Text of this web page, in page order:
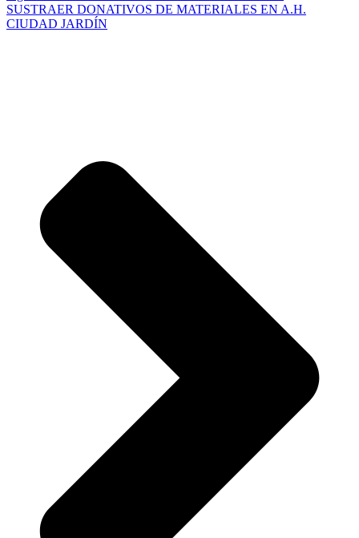
SUSTRAER DONATIVOS DE MATERIALES EN A.H.
CIUDAD JARDÍN